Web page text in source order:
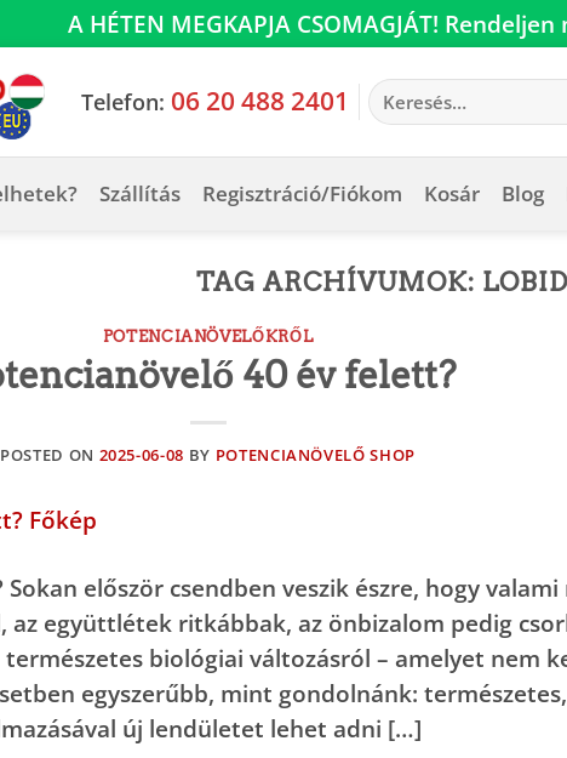
A HÉTEN MEGKAPJA CSOMAGJÁT!
Telefon: 06 20 488 2401
Keresés
a
Szállítás Regisztráció/Fiókom Kosár Blog
TAG ARCHÍVUMOK:
POTENCIANÖVELŐKRŐL
40 év felett?
POSTED ON 2025-06-08 BY POTENCIANÖVELŐ SHOP
először csendben veszik észre, hogy
az együttlétek ritkábbak, az önbizalom pedig
biológiai változásról – amelyet nem
egyszerűbb, mint gondolnánk:
új lendületet lehet adni […]